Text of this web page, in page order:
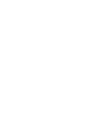
きる内容で
入あり
味や風